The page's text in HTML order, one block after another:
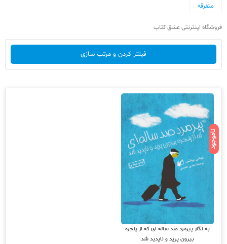
متفرقه
فروشگاه اینترنتی عشق کتاب
فیلتر کردن و مرتب سازی
ناموجود
به نگار پیرمرد صد ساله ای که از پنجره
بیرون پرید و ناپدید شد